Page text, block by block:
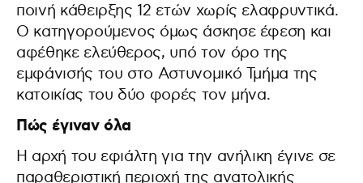
ποινή κάθειρξης 12 ετών χωρίς ελαφρυντικά.
Ο κατηγορούμενος όμως άσκησε έφεση και
αφέθηκε ελεύθερος, υπό τον όρο της
εμφάνισής του στο Αστυνομικό Τμήμα της
κατοικίας του δύο φορές τον μήνα.
Πώς έγιναν όλα
Η αρχή του εφιάλτη για την ανήλικη έγινε σε
παραθεριστική περιοχή της ανατολικής